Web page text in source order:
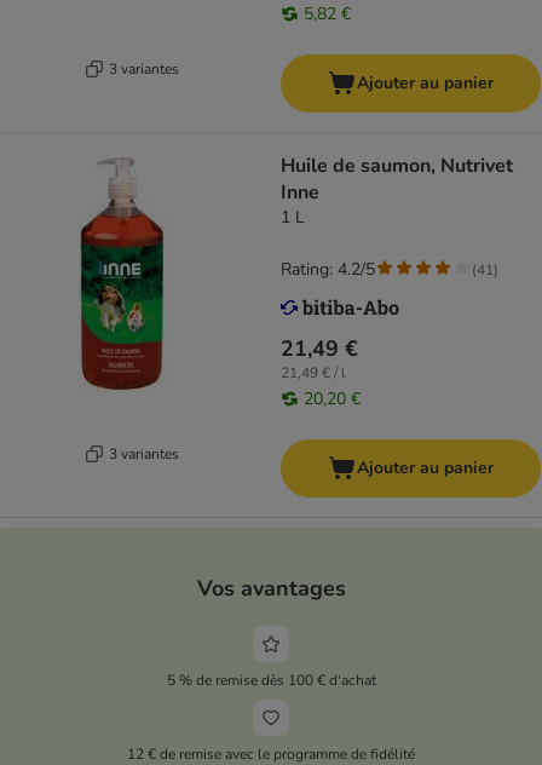
3 variantes
5,82 €
Ajouter au panier
3 variantes
Huile de saumon, Nutrivet
Inne
1 L
21,49 €
21,49 € / l
20,20 €
Rating: 4.2/5 (41)
Ajouter au panier
Vos avantages
5 % de remise dès 100 € d'achat
12 € de remise avec le programme de fidélité